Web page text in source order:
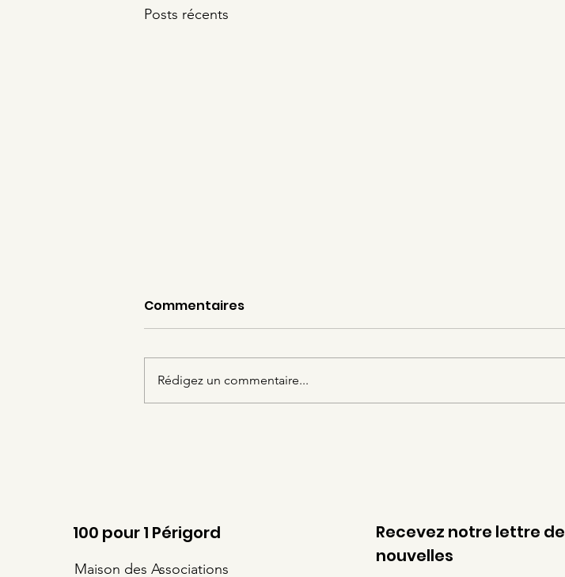
Posts récents
Commentaires
Rédigez un commentaire...
100 pour 1 Périgord
Maison des Associations
Recevez notre lettre de
nouvelles